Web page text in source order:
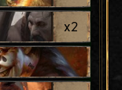
x2